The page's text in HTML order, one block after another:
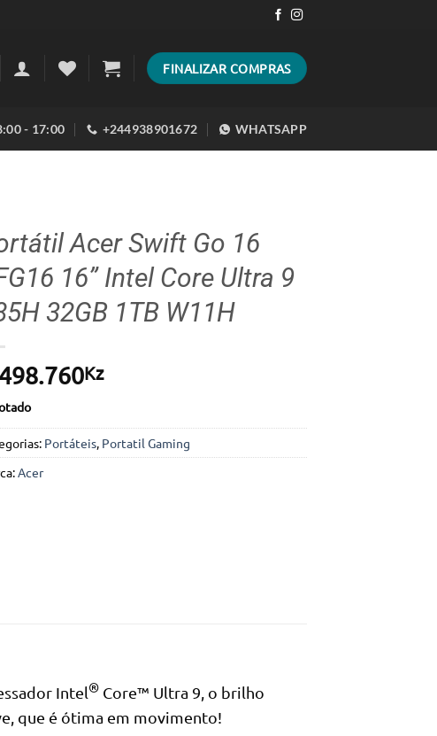
FINALIZAR COMPRAS
- 17:00 +244938901672 WHATSAPP
Acer Swift Go 16
16” Intel Core Ultra 9
32GB 1TB W11H
Kz
Portáteis Portatil Gaming
Acer
Intel®Core™ Ultra 9, o brilho
que é ótima em movimento!